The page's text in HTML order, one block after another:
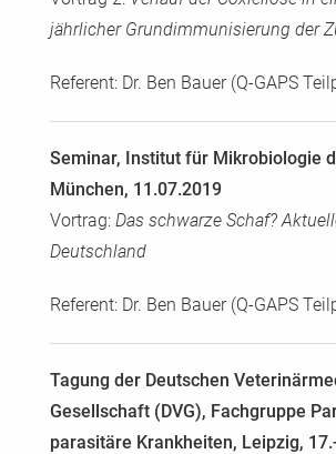
jährlicher Grundimmunisierung der
Referent: Dr. Ben Bauer (Q-GAPS
Seminar, Institut für Mikrobiologie
München, 11.07.2019
Vortrag: Das schwarze Schaf?
Deutschland
Referent: Dr. Ben Bauer (Q-GAPS
Tagung der Deutschen
Gesellschaft (DVG), Fachgruppe
parasitäre Krankheiten, Leipzig,